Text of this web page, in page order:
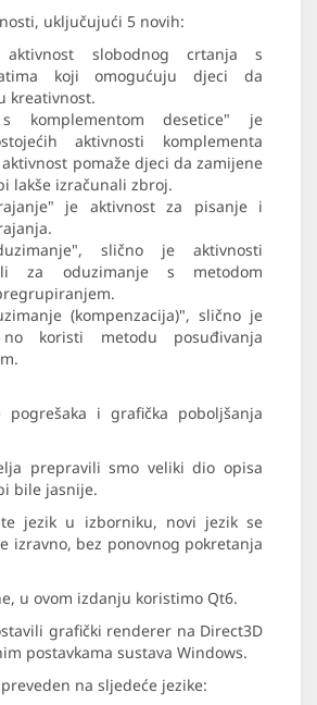
uključujući 5 novih:
slobodnog crtanja s
koji omogućuju djeci da
kreativnost.
s komplementom desetice" je
aktivnosti komplementa
pomaže djeci da zamijene
lakše izračunali zbroj.
je aktivnost za pisanje i
slično je aktivnosti
za oduzimanje s metodom
(kompenzacija)", slično je
koristi metodu posuđivanja
pogrešaka i grafička poboljšanja
prepravili smo veliki dio opisa
bile jasnije.
jezik u izborniku, novi jezik se
izravno, bez ponovnog pokretanja
u ovom izdanju koristimo Qt6.
grafički renderer na Direct3D
postavkama sustava Windows.
na sljedeće jezike: